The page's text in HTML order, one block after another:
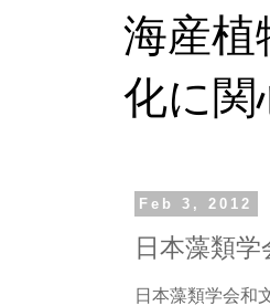
海産植
化に関
Feb 3, 2012
日本藻類
日本藻類学会和